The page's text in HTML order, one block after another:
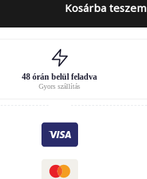
Kosárba teszem
48 órán belül feladva
Gyors szállítás